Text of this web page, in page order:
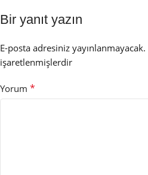
Bir yanıt yazın
E-posta adresiniz yayınlanmayacak.
işaretlenmişlerdir
Yorum *